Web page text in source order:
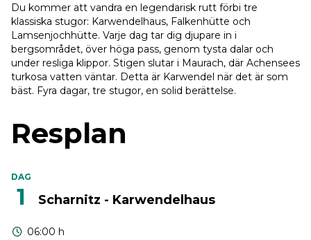
Du kommer att vandra en legendarisk rutt förbi tre
klassiska stugor: Karwendelhaus, Falkenhütte och
Lamsenjochhütte. Varje dag tar dig djupare in i
bergsområdet, över höga pass, genom tysta dalar och
under resliga klippor. Stigen slutar i Maurach, där Achensees
turkosa vatten väntar. Detta är Karwendel när det är som
bäst. Fyra dagar, tre stugor, en solid berättelse.
Resplan
DAG
1 Scharnitz - Karwendelhaus
06:00 h